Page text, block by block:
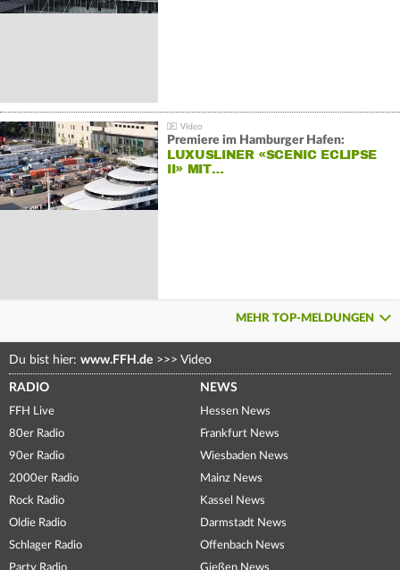
Premiere im Hamburger Hafen:
LUXUSLINER «SCENIC ECLIPSE
II» MIT…
MEHR TOP-MELDUNGEN
Du bist hier: www.FFH.de >>> Video
RADIO
FFH Live
80er Radio
90er Radio
2000er Radio
Rock Radio
Oldie Radio
Schlager Radio
Party Radio
NEWS
Hessen News
Frankfurt News
Wiesbaden News
Mainz News
Kassel News
Darmstadt News
Offenbach News
Gießen News